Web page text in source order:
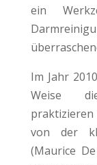
ein
Im Jahr
Weise
praktizieren
von der
(Maurice